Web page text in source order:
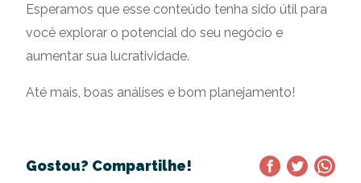
Esperamos que esse conteúdo tenha sido útil para
você explorar o potencial do seu negócio e
aumentar sua lucratividade.
Até mais, boas análises e bom planejamento!
Gostou? Compartilhe!